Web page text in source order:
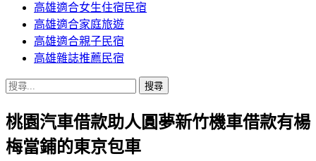
高雄適合女生住宿民宿
高雄適合家庭旅遊
高雄適合親子民宿
高雄雜誌推薦民宿
搜
關
鍵
字:
桃園汽車借款助人圓夢新竹機車借款有楊
梅當鋪的東京包車